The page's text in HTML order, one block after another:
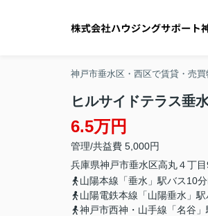
神戸市垂水区・西区で賃貸・売
ヒルサイドテラス垂
6.5万円
管理/共益費 5,000円
兵庫県神戸市垂水区高丸４丁
山陽本線「垂水」駅バス10
山陽電鉄本線「山陽垂水」
神戸市西神・山手線「名谷